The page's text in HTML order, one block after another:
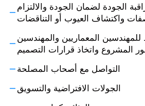
الجودة لضمان الجودة والالتزام
واكتشاف العيوب أو التناقضات
المعماريين والمهندسين
المشروع واتخاذ قرارات التصميم
التواصل مع أصحاب المصلحة
الجولات الافتراضية والتسويق